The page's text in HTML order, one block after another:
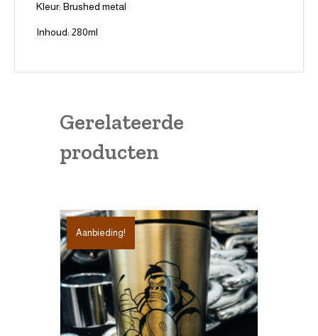
Kleur: Brushed metal
Inhoud: 280ml
Gerelateerde
producten
Aanbieding!